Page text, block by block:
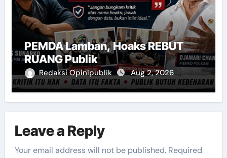
PEMDA Lamban, Hoaks REBUT
RUANG Publik
Redaksi Opinipublik Aug 2, 2026
Leave a Reply
Your email address will not be published. Required